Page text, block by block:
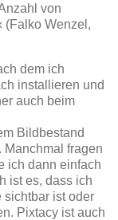
von
(Falko Wenzel,
dem ich
installieren und
auch beim
Bildbestand
fragen
ich dann einfach
ist es, dass ich
sichtbar ist oder
Pixtacy ist auch